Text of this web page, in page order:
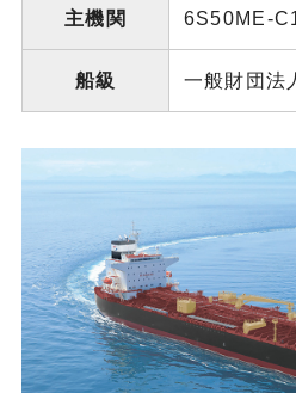
主機関 6S50ME-
船級 一般財団法